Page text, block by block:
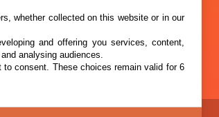
whether collected on this website or in our
and offering you services, content,
analysing audiences.
consent. These choices remain valid for 6